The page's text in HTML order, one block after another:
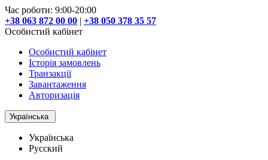
Час роботи: 9:00-20:00
+38 063 872 00 00 | +38 050 378 35 57
Особистий кабінет
Особистий кабінет
Історія замовлень
Транзакції
Завантаження
Авторизація
Українська
Українська
Русский